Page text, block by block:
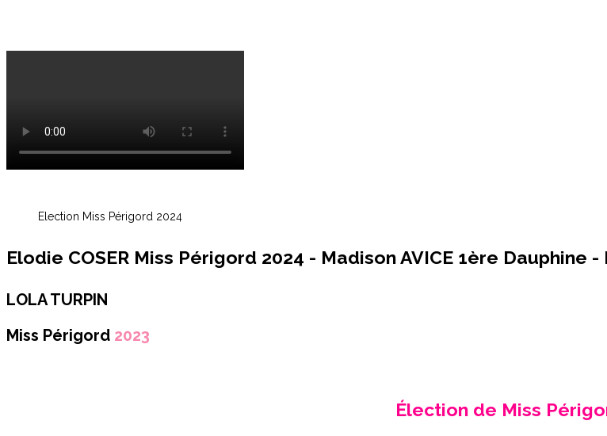
Election Miss Périgord 2024
Elodie COSER Miss Périgord 2024 - Madison AVICE 1ère Dauphine
LOLA TURPIN
Miss Périgord 2023
Élection de Miss